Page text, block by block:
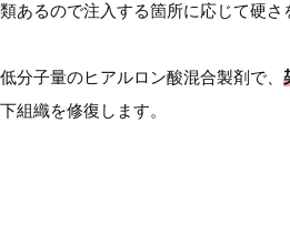
あるので注入する箇所に応じて硬さ
分子量のヒアルロン酸混合製剤で、
組織を修復します。